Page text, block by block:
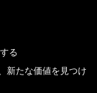
る
新たな価値を見つけ